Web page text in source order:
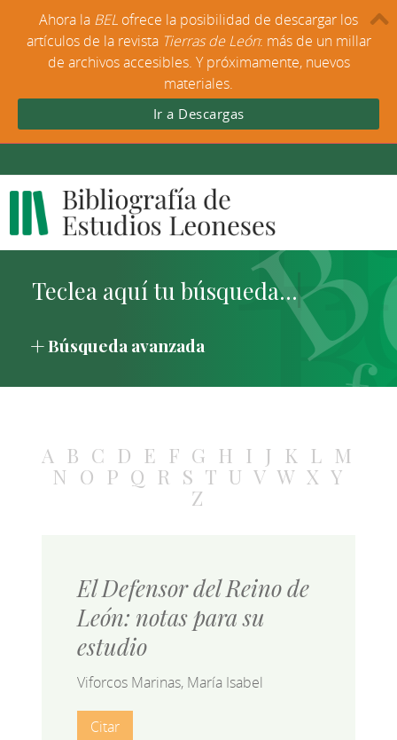
Búsqueda avanzada
A B C D E F G H I J K L M
N O P Q R S T U V W X Y
Z
El Defensor del Reino de
León: notas para su
estudio
Viforcos Marinas, María Isabel
Citar
Ahora la BEL ofrece la posibilidad de descargar los
artículos de la revista Tierras de León: más de un millar
de archivos accesibles. Y próximamente, nuevos
materiales.
Ir a Descargas